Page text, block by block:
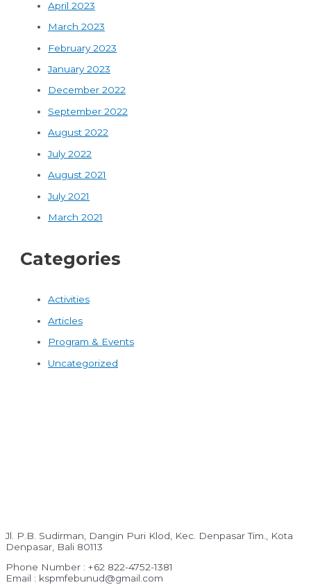
April 2023
March 2023
February 2023
January 2023
December 2022
September 2022
August 2022
July 2022
August 2021
July 2021
March 2021
Categories
Activities
Articles
Program & Events
Uncategorized
Jl. P.B. Sudirman, Dangin Puri Klod, Kec. Denpasar Tim., Kota
Denpasar, Bali 80113
Phone Number : +62 822-4752-1381
Email : kspmfebunud@gmail.com